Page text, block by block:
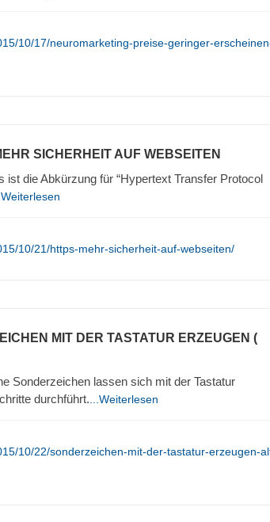
10/17/neuromarketing-preise-geringer-
SICHERHEIT AUF WEBSEITEN
ist die Abkürzung für “Hypertext Transfer Protocol
10/21/https-mehr-sicherheit-auf-webseiten/
MIT DER TASTATUR ERZEUGEN (
Sonderzeichen lassen sich mit der Tastatur
durchführt. ...Weiterlesen
10/22/sonderzeichen-mit-der-tastatur-erzeugen-